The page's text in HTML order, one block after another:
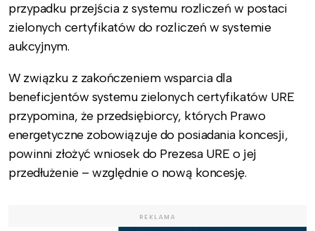
przypadku przejścia z systemu rozliczeń w postaci
zielonych certyfikatów do rozliczeń w systemie
aukcyjnym.
W związku z zakończeniem wsparcia dla
beneficjentów systemu zielonych certyfikatów URE
przypomina, że przedsiębiorcy, których Prawo
energetyczne zobowiązuje do posiadania koncesji,
powinni złożyć wniosek do Prezesa URE o jej
przedłużenie – względnie o nową koncesję.
REKLAMA